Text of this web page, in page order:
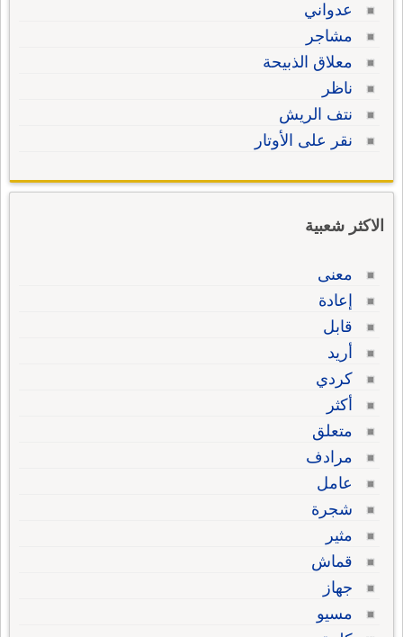
عدواني
مشاجر
معلاق الذبيحة
ناظر
نتف الريش
نقر على الأوتار
الاكثر شعبية
معنى
إعادة
قابل
أريد
كردي
أكثر
متعلق
مرادف
عامل
شجرة
مثير
قماش
جهاز
مسيو